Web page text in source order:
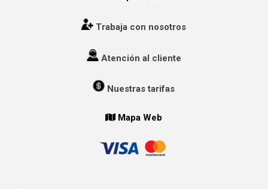
Trabaja con nosotros
Atención al cliente
Nuestras tarifas
Mapa Web